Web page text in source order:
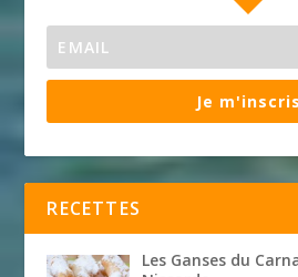
Je m'inscris
RECETTES
Les Ganses du